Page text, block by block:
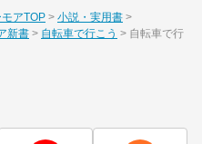
アTOP
小説・実用書
新書 自転車で行こう
自転車で行